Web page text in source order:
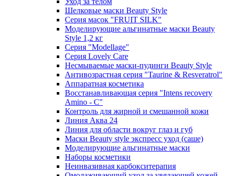
Шелковые маски Beauty Style
Серия масок "FRUIT SILK"
Моделирующие альгинатные маски Beauty
Style 1,2 кг
Серия "Modellage"
Cерия Lovely Care
Несмываемые маски-пудинги Beauty Style
Антивозрастная серия "Taurine & Resveratrol"
Аппаратная косметика
Восстанавливающая серия "Intens recovery
Amino - C"
Контроль для жирной и смешанной кожи
Линия Аква 24
Линия для области вокруг глаз и губ
Маски Beauty style экспресс уход (саше)
Моделирующие альгинатные маски
Наборы косметики
Неинвазивная карбокситерапия